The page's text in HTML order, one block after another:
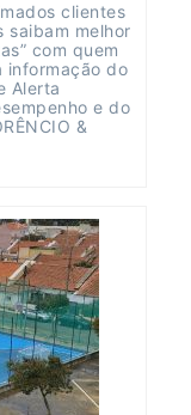
clientes
saibam melhor
com quem
informação do
Alerta
e do
&